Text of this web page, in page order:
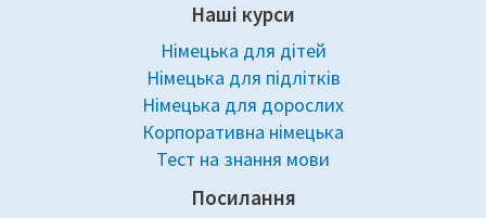
Наші курси
Німецька для дітей
Німецька для підлітків
Німецька для дорослих
Корпоративна німецька
Тест на знання мови
Посилання